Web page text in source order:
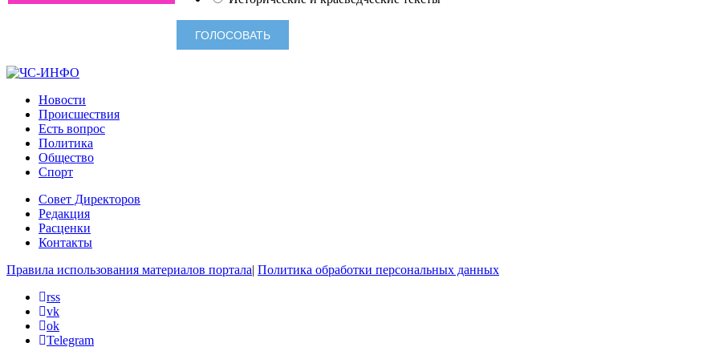
Новости
Происшествия
Есть вопрос
Политика
Общество
Спорт
Совет Директоров
Редакция
Расценки
Контакты
Правила использования материалов портала| Политика обработки персональных данных
rss
vk
ok
Telegram